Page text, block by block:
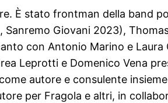
È stato frontman della band
Giovani 2023),
con Antonio Marino e
Leprotti e Domenico Vena
autore e consulente
per Fragola e altri, in